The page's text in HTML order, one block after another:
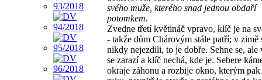
svého muže, kterého snad jednou obdaří
potomkem.
Zvedne třetí květináč vpravo, klíč je na
- takže dům Chárovým stále patří; v zimě
nikdy nejezdili, to je dobře. Sehne se, ale
se zarazí a klíč nechá, kde je. Sebere
okraje záhonu a rozbije okno, kterým pak